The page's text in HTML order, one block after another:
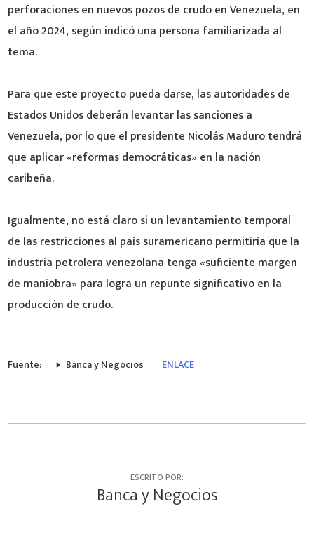
perforaciones en nuevos pozos de crudo en Venezuela, en
el año 2024, según indicó una persona familiarizada al
tema.
Para que este proyecto pueda darse, las autoridades de
Estados Unidos deberán levantar las sanciones a
Venezuela, por lo que el presidente Nicolás Maduro tendrá
que aplicar «reformas democráticas» en la nación
caribeña.
Igualmente, no está claro si un levantamiento temporal
de las restricciones al país suramericano permitiría que la
industria petrolera venezolana tenga «suficiente margen
de maniobra» para logra un repunte significativo en la
producción de crudo.
Fuente: Banca y Negocios ENLACE
ESCRITO POR:
Banca y Negocios